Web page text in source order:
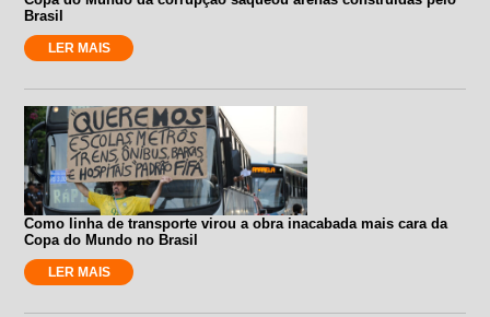
Brasil
LER MAIS
Como linha de transporte virou a obra inacabada mais cara da
Copa do Mundo no Brasil
LER MAIS